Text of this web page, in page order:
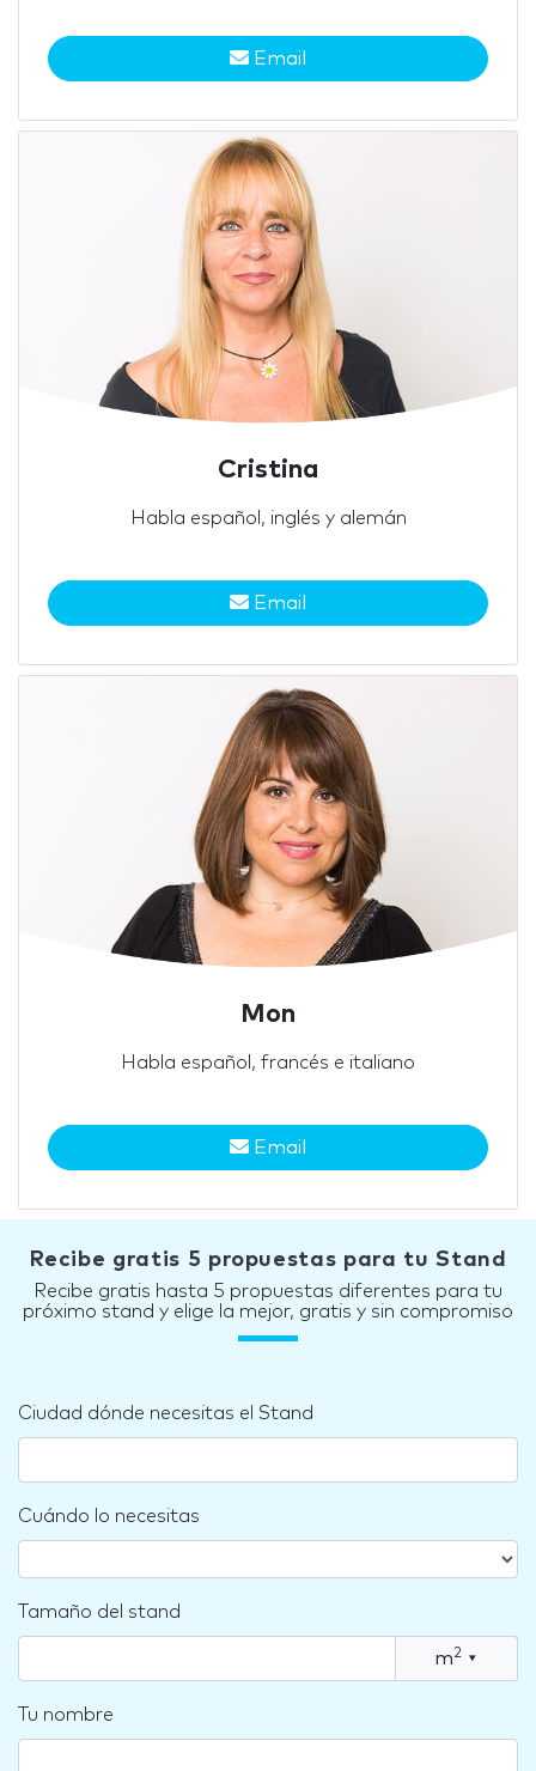
Email
Cristina
Habla español, inglés y alemán
Email
Mon
Habla español, francés e italiano
Email
Recibe gratis 5 propuestas para tu Stand
Recibe gratis hasta 5 propuestas diferentes para tu
próximo stand y elige la mejor, gratis y sin compromiso
Ciudad dónde necesitas el Stand
Cuándo lo necesitas
Tamaño del stand
m2 ▾
Tu nombre